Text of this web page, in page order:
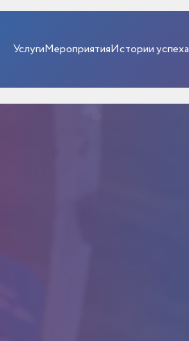
УслугиМероприятияИстории успеха